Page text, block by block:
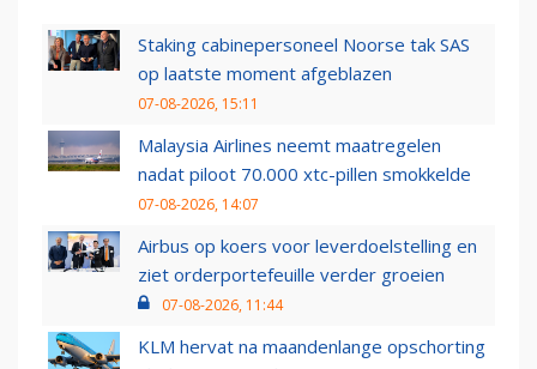
Staking cabinepersoneel Noorse tak SAS
op laatste moment afgeblazen
07-08-2026, 15:11
Malaysia Airlines neemt maatregelen
nadat piloot 70.000 xtc-pillen smokkelde
07-08-2026, 14:07
Airbus op koers voor leverdoelstelling en
ziet orderportefeuille verder groeien
07-08-2026, 11:44
KLM hervat na maandenlange opschorting